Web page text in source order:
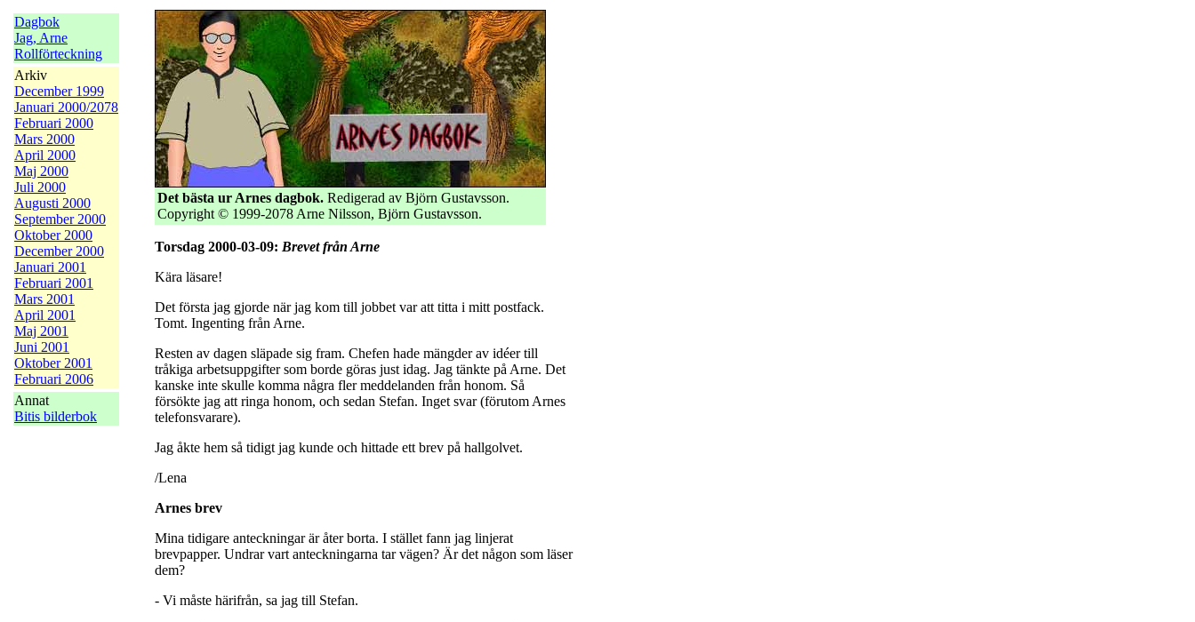
Dagbok
Jag, Arne
Rollförteckning
Arkiv
December 1999
Januari 2000/2078
Februari 2000
Mars 2000
April 2000
Maj 2000
Juli 2000
Augusti 2000
September 2000
Oktober 2000
December 2000
Januari 2001
Februari 2001
Mars 2001
April 2001
Maj 2001
Juni 2001
Oktober 2001
Februari 2006
Annat
Bitis bilderbok
Det bästa ur Arnes dagbok. Redigerad av Björn Gustavsson.
Copyright © 1999-2078 Arne Nilsson, Björn Gustavsson.
Torsdag 2000-03-09: Brevet från Arne
Kära läsare!
Det första jag gjorde när jag kom till jobbet var att titta i mitt postfack.
Tomt. Ingenting från Arne.
Resten av dagen släpade sig fram. Chefen hade mängder av idéer till
tråkiga arbetsuppgifter som borde göras just idag. Jag tänkte på Arne. Det
kanske inte skulle komma några fler meddelanden från honom. Så
försökte jag att ringa honom, och sedan Stefan. Inget svar (förutom Arnes
telefonsvarare).
Jag åkte hem så tidigt jag kunde och hittade ett brev på hallgolvet.
/Lena
Arnes brev
Mina tidigare anteckningar är åter borta. I stället fann jag linjerat
brevpapper. Undrar vart anteckningarna tar vägen? Är det någon som läser
dem?
- Vi måste härifrån, sa jag till Stefan.